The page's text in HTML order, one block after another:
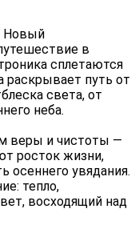
Новый
в
сплетаются
раскрывает путь от
света, от
неба.
веры и чистоты —
росток жизни,
осеннего увядания.
тепло,
восходящий над